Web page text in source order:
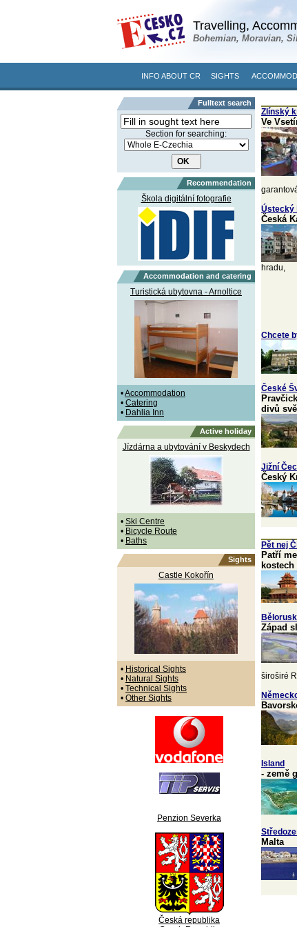
Travelling,
Bohemian, Moravian,
INFO ABOUT CR SIGHTS
Fulltext search
Section for searching:
Recommendation
Škola digitální fotografie
Accommodation and catering
Turistická ubytovna - Arnoltice
•Accommodation
• Catering
• Dahlia Inn
Active holiday
Jízdárna a ubytování v Beskydech
• Ski Centre
• Bicycle Route
• Baths
Sights
Castle Kokořín
• Historical Sights
• Natural Sights
• Technical Sights
• Other Sights
Penzion Severka
Česká republika
Zlínský
Ve
Ústecký
Česká
hradu,
Chcete
České
divů
Jižní
Český
Pět nej
Patří
Západ
široširé
Island
- země
Malta